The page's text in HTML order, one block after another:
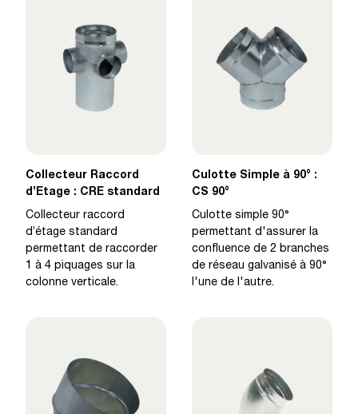
Collecteur Raccord
d’Etage : CRE standard
Collecteur raccord
d’étage standard
permettant de raccorder
1 à 4 piquages sur la
colonne verticale.
Culotte Simple à 90° :
CS 90°
Culotte simple 90°
permettant d'assurer la
confluence de 2 branches
de réseau galvanisé à 90°
l'une de l'autre.